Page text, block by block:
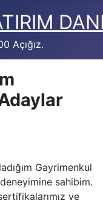
Açığız.
Gayrimenkul
sahibim.
ve